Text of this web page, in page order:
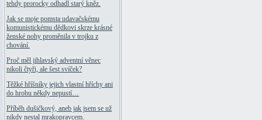
tehdy prorocky odhadl starý kněz.
Jak se moje pomsta udavačskému
komunistickému dědkovi skrze krásné
ženské nohy proměnila v trojku z
chování.
Proč měl jihlavský adventní věnec
nikoli čtyři, ale šest svíček?
Těžké hříšníky jejich vlastní hříchy ani
do hrobu někdy nepustí…
Příběh dušičkový, aneb jak jsem se už
nikdy nestal mrakopravcem.